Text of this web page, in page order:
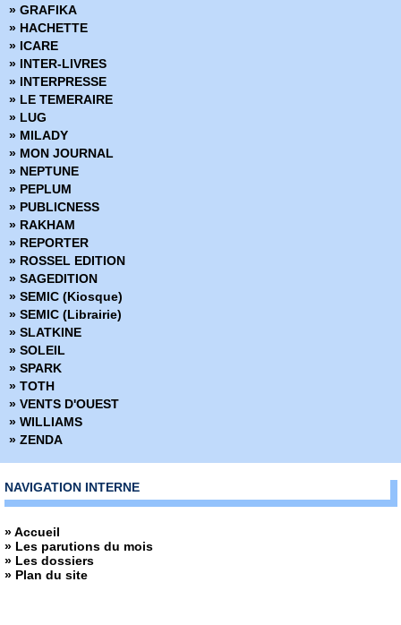
» GRAFIKA
» HACHETTE
» ICARE
» INTER-LIVRES
» INTERPRESSE
» LE TEMERAIRE
» LUG
» MILADY
» MON JOURNAL
» NEPTUNE
» PEPLUM
» PUBLICNESS
» RAKHAM
» REPORTER
» ROSSEL EDITION
» SAGEDITION
» SEMIC (Kiosque)
» SEMIC (Librairie)
» SLATKINE
» SOLEIL
» SPARK
» TOTH
» VENTS D'OUEST
» WILLIAMS
» ZENDA
NAVIGATION INTERNE
» Accueil
» Les parutions du mois
» Les dossiers
» Plan du site